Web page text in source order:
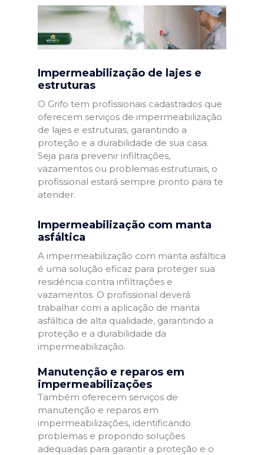
Impermeabilização de lajes e
estruturas
O Grifo tem profissionais cadastrados que
oferecem serviços de impermeabilização
de lajes e estruturas, garantindo a
proteção e a durabilidade de sua casa.
Seja para prevenir infiltrações,
vazamentos ou problemas estruturais, o
profissional estará sempre pronto para te
atender.
Impermeabilização com manta
asfáltica
A impermeabilização com manta asfáltica
é uma solução eficaz para proteger sua
residência contra infiltrações e
vazamentos. O profissional deverá
trabalhar com a aplicação de manta
asfáltica de alta qualidade, garantindo a
proteção e a durabilidade da
impermeabilização.
Manutenção e reparos em
impermeabilizações
Também oferecem serviços de
manutenção e reparos em
impermeabilizações, identificando
problemas e propondo soluções
adequadas para garantir a proteção e o